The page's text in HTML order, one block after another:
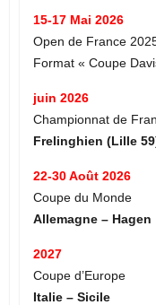
15-17 Mai 2026
Open de France
Format « Coupe
juin 2026
Championnat de
Frelinghien (Lille
22-30 Août 2026
Coupe du Monde
Allemagne – Hagen
2027
Coupe d’Europe
Italie – Sicile